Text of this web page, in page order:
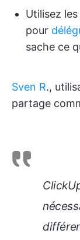
Utilisez
pour
sache ce
Sven R.,
partage